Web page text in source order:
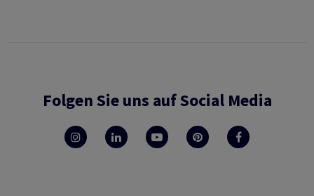
Folgen Sie uns auf Social Media